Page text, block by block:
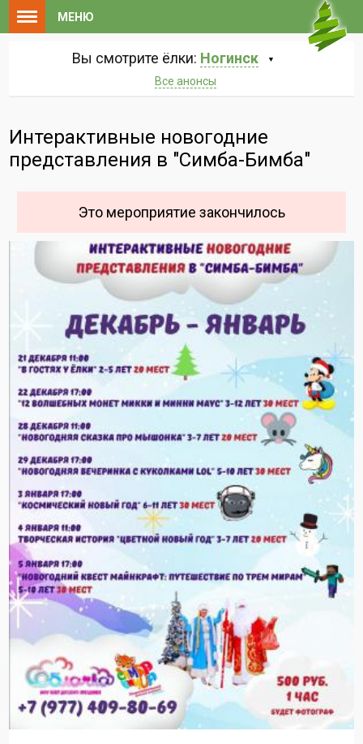
МЕНЮ
Вы смотрите ёлки: Ногинск
Все анонсы
Интерактивные новогодние
представления в "Симба-Бимба"
Это мероприятие закончилось